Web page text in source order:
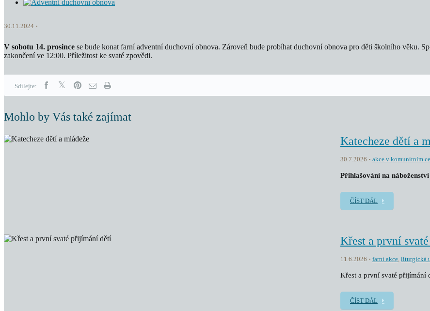
30.11.2024
V sobotu 14. prosince se bude konat farní adventní duchovní obnova. Zároveň bude probíhat duchovní obnova pro děti školního věku.
zakončení ve 12:00. Příležitost ke svaté zpovědi.
Sdílejte:
Mohlo by Vás také zajímat
Katecheze dětí a
30.7.2026 akce v komunitním
Přihlašování na náboženství
ČÍST DÁL
Křest a první
11.6.2026 farní akce, liturgická
Křest a první svaté přijímání
ČÍST DÁL